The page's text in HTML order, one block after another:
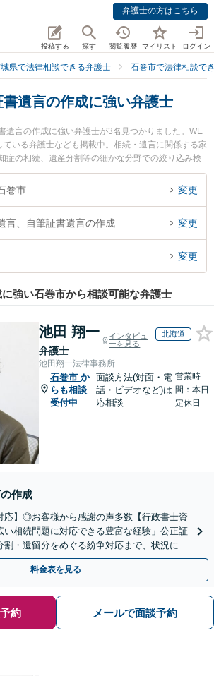
弁護士の方はこちら
投稿する 探す 閲覧履歴 マイリスト ログイン
県で法律相談できる弁護士 石巻市で法律相談で
遺言の作成に強い弁護士
遺言の作成に強い弁護士が3名見つかりました。WE
ている弁護士なども掲載中。相続・遺言に関係する家
症の相続、遺産分割等の細かな分野での絞り込み検
しのまき法律事務所の長沼 駿弁護士や純-pure-法律
石巻のぞみ野法律事務所の住吉 毅洋弁護士のプロフ
ラブル解決の実績豊富な近くの弁護士を検索した
証書遺言の作成を法律相談できる石巻市内の弁護士
お困りの相談者さんにおすすめです。
巻市 変更
言、自筆証書遺言の作成 変更
変更
強い石巻市から相談可能な弁護士
池田 翔一
弁護士
インタビュ
ーを見る
北海道
池田翔一法律事務所
石巻市 か
らも相談
受付中
面談方法(対面・電
話・ビデオなど)は
応相談
営業時
間：本日
定休日
作成
応】◎お客様から感謝の声多数【行政書士資
い相続問題に対応できる豊富な経験」公正証
割・遺留分をめぐる紛争対応まで、状況に応
します【夜間相談可】
料金表を見る
約 メールで面談予約